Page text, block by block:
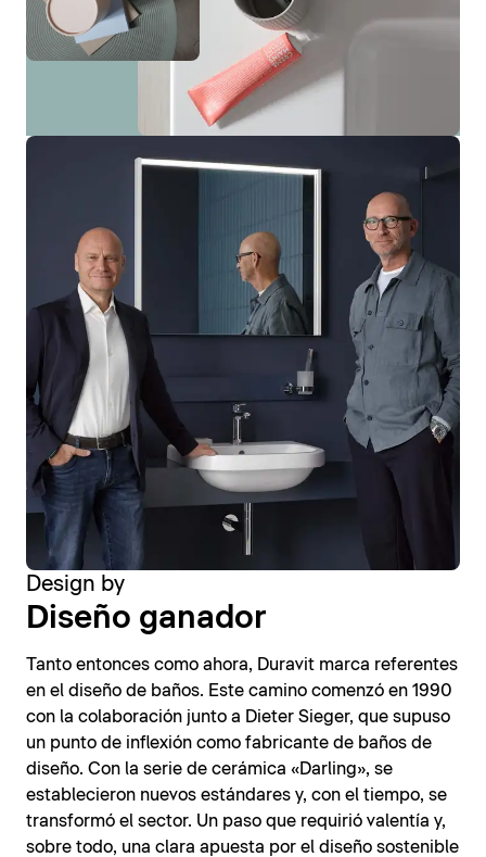
Design by
Diseño ganador
Tanto entonces como ahora, Duravit marca referentes
en el diseño de baños. Este camino comenzó en 1990
con la colaboración junto a Dieter Sieger, que supuso
un punto de inflexión como fabricante de baños de
diseño. Con la serie de cerámica «Darling», se
establecieron nuevos estándares y, con el tiempo, se
transformó el sector. Un paso que requirió valentía y,
sobre todo, una clara apuesta por el diseño sostenible